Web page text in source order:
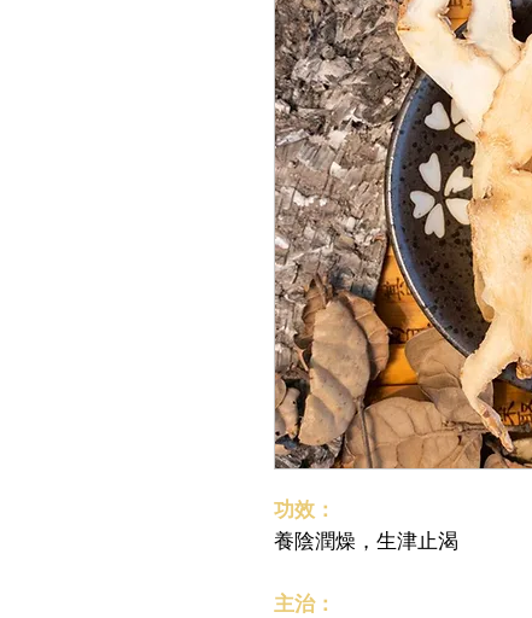
功效：
養陰潤燥，生津止渴
主治：